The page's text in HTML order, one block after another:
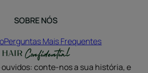
SOBRE NÓS
Perguntas Mais Frequentes
conte-nos a sua história, e